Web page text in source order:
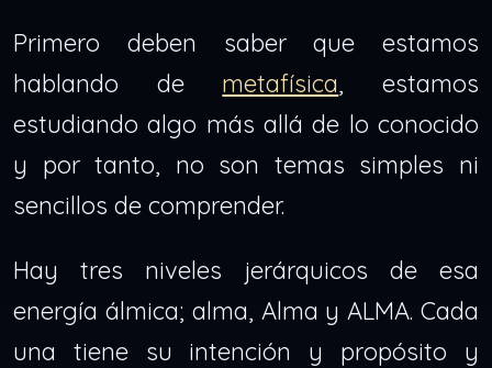
Primero deben saber que estamos
hablando de metafísica, estamos
estudiando algo más allá de lo conocido
y por tanto, no son temas simples ni
sencillos de comprender.
Hay tres niveles jerárquicos de esa
energía álmica; alma, Alma y ALMA. Cada
una tiene su intención y propósito y